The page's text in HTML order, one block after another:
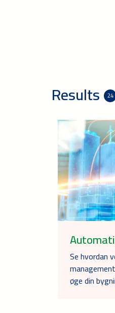
Results 24
Se hvordan
øge din